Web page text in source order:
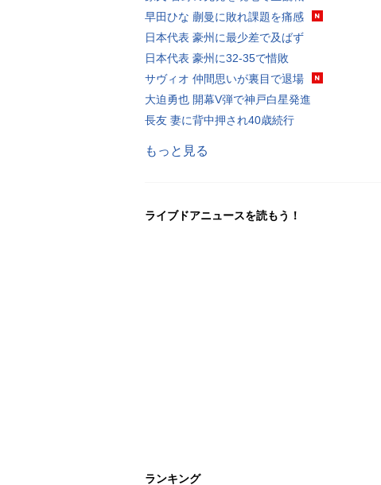
早田ひな 蒯曼に敗れ課題を痛感
日本代表 豪州に最少差で及ばず
日本代表 豪州に32-35で惜敗
サヴィオ 仲間思いが裏目で退場
大迫勇也 開幕V弾で神戸白星発進
長友 妻に背中押され40歳続行
もっと見る
ライブドアニュースを読もう！
ランキング